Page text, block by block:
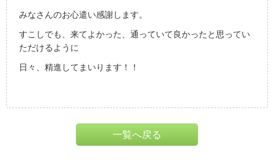
みなさんのお心遣い感謝します。
すこしでも、来てよかった、通っていて良かったと思ってい
ただけるように
日々、精進してまいります！！
一覧へ戻る